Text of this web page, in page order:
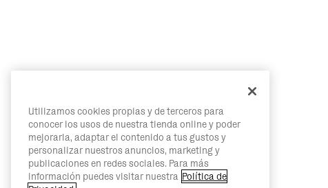
Utilizamos cookies propias y de terceros para
conocer los usos de nuestra tienda online y poder
mejorarla, adaptar el contenido a tus gustos y
personalizar nuestros anuncios, marketing y
publicaciones en redes sociales. Para más
información puedes visitar nuestra Política de